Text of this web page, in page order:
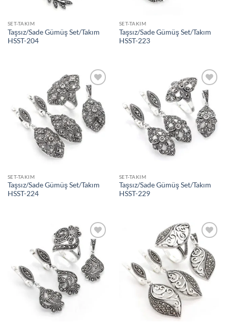
SET-TAKIM
Taşsız/Sade Gümüş Set/Takım
HSST-204
SET-TAKIM
Taşsız/Sade Gümüş Set/Takım
HSST-223
İstek
Listeme
Ekle
SET-TAKIM
Taşsız/Sade Gümüş Set/Takım
HSST-224
İstek
Listeme
Ekle
SET-TAKIM
Taşsız/Sade Gümüş Set/Takım
HSST-229
İstek
Listeme
Ekle
İstek
Listeme
Ekle